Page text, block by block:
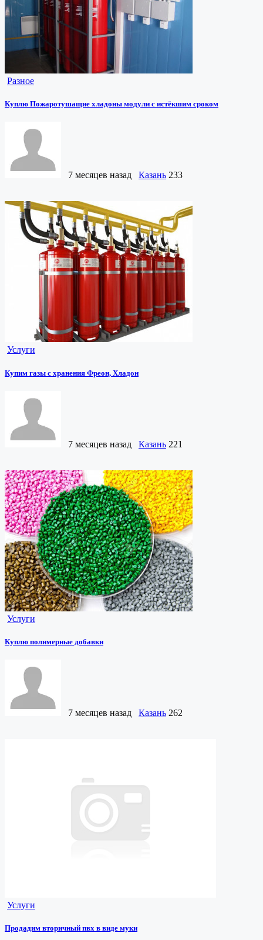
Разное
Куплю Пожаротушащие хладоны модули с истёкшим сроком
7 месяцев назад Казань 233
Услуги
Купим газы с хранения Фреон, Хладон
7 месяцев назад Казань 221
Услуги
Куплю полимерные добавки
7 месяцев назад Казань 262
Услуги
Продадим вторичный пвх в виде муки